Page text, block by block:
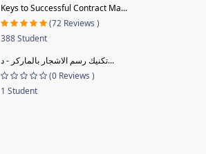
Keys to Successful Contract Ma...
(72 Reviews )
388 Student
تكنيك رسم الاشجار بالماركر - د...
(0 Reviews )
1 Student